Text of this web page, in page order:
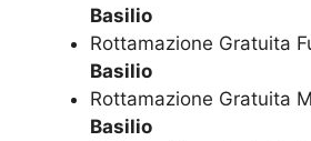
Basilio
Rottamazione Gratuita
Basilio
Rottamazione Gratuita
Basilio